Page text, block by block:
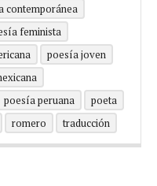
contemporánea
feminista
poesía joven
poesía peruana
poeta
romero traducción